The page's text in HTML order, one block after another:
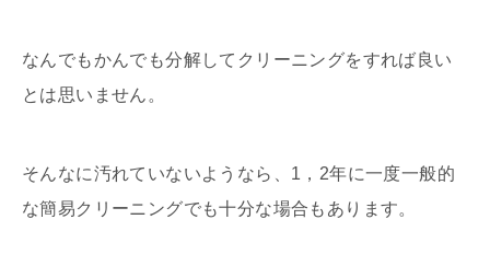
なんでもかんでも分解してクリーニングをすれば良い
とは思いません。
そんなに汚れていないようなら、1，2年に一度一般的
な簡易クリーニングでも十分な場合もあります。